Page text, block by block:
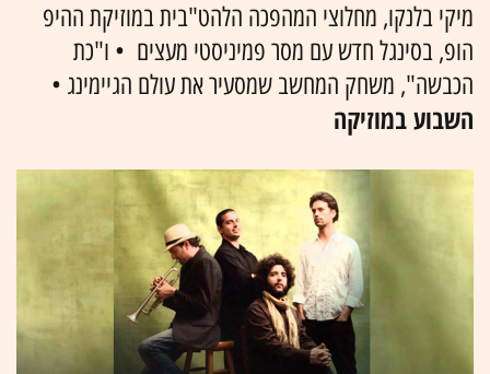
מיקי בלנקו, מחלוצי המהפכה הלהט"בית במוזיקת ההיפ
הופ, בסינגל חדש עם מסר פמיניסטי מעצים • ו"כת
הכבשה", משחק המחשב שמסעיר את עולם הגיימינג •
השבוע במוזיקה